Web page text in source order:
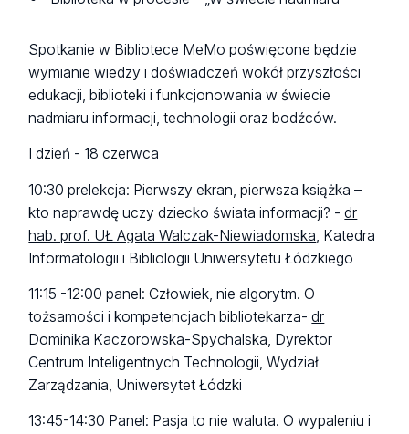
Spotkanie w Bibliotece MeMo poświęcone będzie
wymianie wiedzy i doświadczeń wokół przyszłości
edukacji, biblioteki i funkcjonowania w świecie
nadmiaru informacji, technologii oraz bodźców.
I dzień - 18 czerwca
10:30 prelekcja: Pierwszy ekran, pierwsza książka –
kto naprawdę uczy dziecko świata informacji? -dr
hab. prof. UŁ Agata Walczak-Niewiadomska , Katedra
Informatologii i Bibliologii Uniwersytetu Łódzkiego
11:15 -12:00 panel: Człowiek, nie algorytm. O
tożsamości i kompetencjach bibliotekarza-dr
Dominika Kaczorowska-Spychalska, Dyrektor
Centrum Inteligentnych Technologii, Wydział
Zarządzania, Uniwersytet Łódzki
13:45-14:30 Panel: Pasja to nie waluta. O wypaleniu i